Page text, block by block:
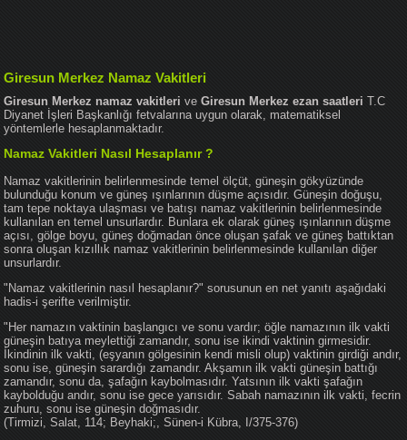
Giresun Merkez Namaz Vakitleri
Giresun Merkez namaz vakitleri veGiresun Merkez ezan saatleri T.C
Diyanet İşleri Başkanlığı fetvalarına uygun olarak, matematiksel
yöntemlerle hesaplanmaktadır.
Namaz Vakitleri Nasıl Hesaplanır ?
Namaz vakitlerinin belirlenmesinde temel ölçüt, güneşin gökyüzünde
bulunduğu konum ve güneş ışınlarının düşme açısıdır. Güneşin doğuşu,
tam tepe noktaya ulaşması ve batışı namaz vakitlerinin belirlenmesinde
kullanılan en temel unsurlardır. Bunlara ek olarak güneş ışınlarının düşme
açısı, gölge boyu, güneş doğmadan önce oluşan şafak ve güneş battıktan
sonra oluşan kızıllık namaz vakitlerinin belirlenmesinde kullanılan diğer
unsurlardır.
"Namaz vakitlerinin nasıl hesaplanır?" sorusunun en net yanıtı aşağıdaki
hadis-i şerifte verilmiştir.
"Her namazın vaktinin başlangıcı ve sonu vardır; öğle namazının ilk vakti
güneşin batıya meylettiği zamandır, sonu ise ikindi vaktinin girmesidir.
İkindinin ilk vakti, (eşyanın gölgesinin kendi misli olup) vaktinin girdiği andır,
sonu ise, güneşin sarardığı zamandır. Akşamın ilk vakti güneşin battığı
zamandır, sonu da, şafağın kaybolmasıdır. Yatsının ilk vakti şafağın
kaybolduğu andır, sonu ise gece yarısıdır. Sabah namazının ilk vakti, fecrin
zuhuru, sonu ise güneşin doğmasıdır.
(Tirmizi, Salat, 114; Beyhaki;, Sünen-i Kübra, I/375-376)